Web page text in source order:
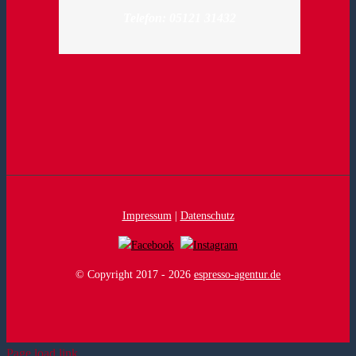
Impressum| Datenschutz
© Copyright 2017 - 2026 espresso-agentur.de
Page load link